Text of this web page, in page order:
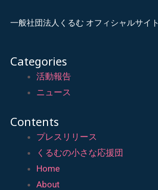
一般社団法人くるむ オフィシャルサイト
Categories
活動報告
ニュース
Contents
プレスリリース
くるむの小さな応援団
Home
About